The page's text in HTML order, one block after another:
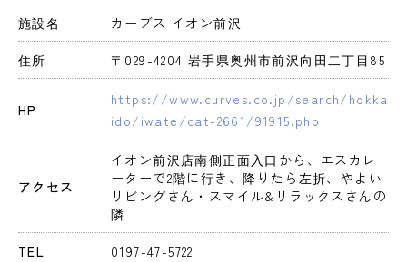
施設名 カーブス イオン前沢
住所 〒029-4204 岩手県奥州市前沢向田二丁目85
HP
https://www.curves.co.jp/search/hokka
ido/iwate/cat-2661/91915.php
アクセス
イオン前沢店南側正面入口から、エスカレ
ーターで2階に行き、降りたら左折、やよい
リビングさん・スマイル&リラックスさんの
隣
TEL 0197-47-5722